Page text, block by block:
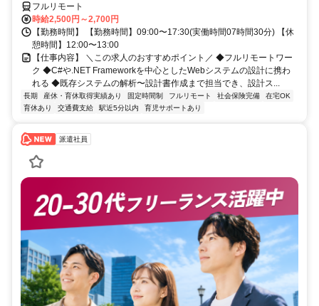
スキルを磨ける
フルリモート
時給2,500円～2,700円
【勤務時間】 【勤務時間】09:00〜17:30(実働時間07時間30分) 【休
憩時間】12:00〜13:00
【仕事内容】 ＼この求人のおすすめポイント／ ◆フルリモートワー
ク ◆C#や.NET Frameworkを中心としたWebシステムの設計に携わ
れる ◆既存システムの解析〜設計書作成まで担当でき、設計ス...
長期 産休・育休取得実績あり 固定時間制 フルリモート 社会保険完備
在宅OK
育休あり
交通費支給 駅近5分以内 育児サポートあり
派遣社員